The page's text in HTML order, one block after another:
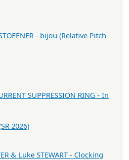
- bijou (Relative Pitch
SUPPRESSION RING - In
2026)
& Luke STEWART - Clocking